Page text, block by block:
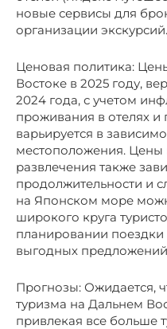
новые сервисы для
организации экскурсий.
Ценовая политика:
Востоке в 2025 году,
2024 года, с учетом
проживания в отелях и
варьируется в
местоположения. Цены
развлечения также
продолжительности и
на Японском море
широкого круга
планировании поездки
выгодных
Прогнозы: Ожидается,
туризма на Дальнем
привлекая все больше